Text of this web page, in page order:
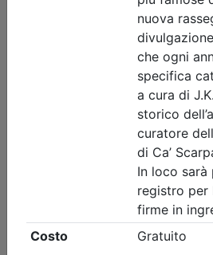
dal 22/07/2026 al
workshop
Allegati
Posti disponibili: